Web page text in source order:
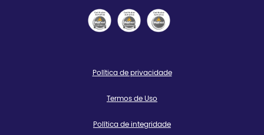
Política de privacidade
Termos de Uso
Política de integridade